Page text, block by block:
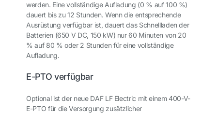
werden. Eine vollständige Aufladung (0 % auf 100 %)
dauert bis zu 12 Stunden. Wenn die entsprechende
Ausrüstung verfügbar ist, dauert das Schnellladen der
Batterien (650 V DC, 150 kW) nur 60 Minuten von 20
% auf 80 % oder 2 Stunden für eine vollständige
Aufladung.
E-PTO verfügbar
Optional ist der neue DAF LF Electric mit einem 400-V-
E-PTO für die Versorgung zusätzlicher